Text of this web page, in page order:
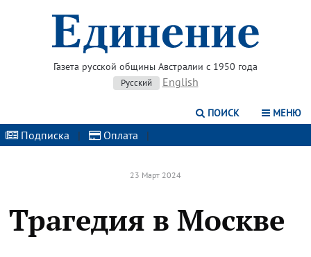
Газета русской общины Австралии с 1950 года
Русский English
ПОИСК МЕНЮ
Подписка | Оплата |
23 Март 2024
Трагедия в Москве